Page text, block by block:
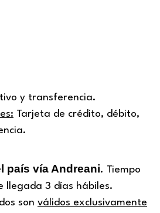
y transferencia.
Tarjeta de crédito, débito,
país vía Andreani. Tiempo
llegada 3 días hábiles.
son válidos exclusivamente